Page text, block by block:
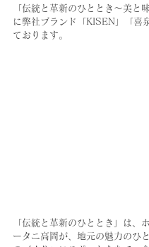
「伝統と革新のひととき～美と
に弊社ブランド「KISEN」「喜
ております。
「伝統と革新のひととき」は、
ータニ高岡が、地元の魅力のひ